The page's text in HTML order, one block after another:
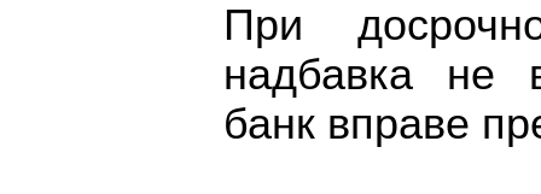
При
надбавка не
банк вправе